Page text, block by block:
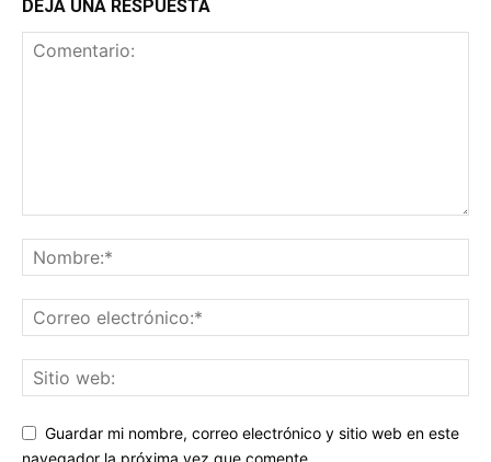
DEJA UNA RESPUESTA
Guardar mi nombre, correo electrónico y sitio web en este
navegador la próxima vez que comente.